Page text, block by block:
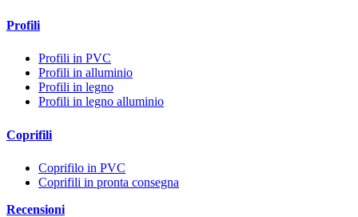
Profili
Profili in PVC
Profili in alluminio
Profili in legno
Profili in legno alluminio
Coprifili
Coprifilo in PVC
Coprifili in pronta consegna
Recensioni